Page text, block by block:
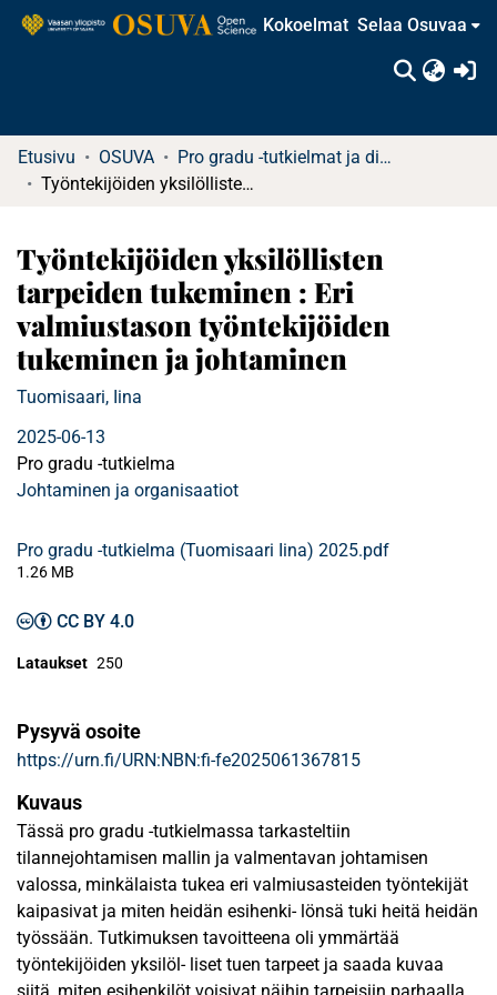
Kokoelmat Selaa Osuvaa
Etusivu OSUVA
Pro gradu -tutkielmat ja diplomityöt
Työntekijöiden yksilöllisten tarpeiden tukeminen : Eri valmiustason työntekijöiden tukeminen ja johtaminen
Työntekijöiden yksilöllisten
tarpeiden tukeminen : Eri
valmiustason työntekijöiden
tukeminen ja johtaminen
Tuomisaari, Iina
2025-06-13
Pro gradu -tutkielma
Johtaminen ja organisaatiot
Pro gradu -tutkielma (Tuomisaari Iina) 2025.pdf
1.26 MB
CC BY 4.0
Lataukset 250
Pysyvä osoite
https://urn.fi/URN:NBN:fi-fe2025061367815
Kuvaus
Tässä pro gradu -tutkielmassa tarkasteltiin
tilannejohtamisen mallin ja valmentavan johtamisen
valossa, minkälaista tukea eri valmiusasteiden työntekijät
kaipasivat ja miten heidän esihenki- lönsä tuki heitä heidän
työssään. Tutkimuksen tavoitteena oli ymmärtää
työntekijöiden yksilöl- liset tuen tarpeet ja saada kuvaa